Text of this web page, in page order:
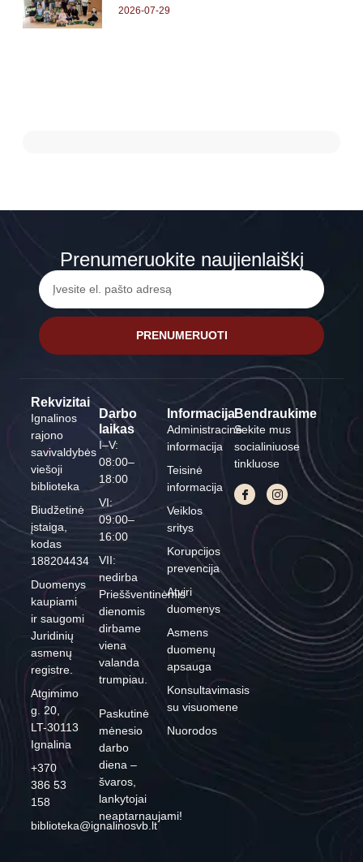
2026-07-29
Prenumeruokite naujienlaiškį
PRENUMERUOTI
Rekvizitai
Ignalinos
rajono
savivaldybės
viešoji
biblioteka
Biudžetinė
įstaiga,
kodas
188204434
Duomenys
kaupiami
ir saugomi
Juridinių
asmenų
registre.
Atgimimo
g. 20,
LT-30113
Ignalina
+370
386 53
158
biblioteka@ignalinosvb.lt
Darbo
laikas
I–V:
08:00–
18:00
VI:
09:00–
16:00
VII:
nedirba
Prieššventinėmis
dienomis
dirbame
viena
valanda
trumpiau.
Paskutinė
mėnesio
darbo
diena –
švaros,
lankytojai
neaptarnaujami!
Informacija
Administracinė
informacija
Teisinė
informacija
Veiklos
sritys
Korupcijos
prevencija
Atviri
duomenys
Asmens
duomenų
apsauga
Konsultavimasis
su visuomene
Nuorodos
Bendraukime
Sekite mus
socialiniuose
tinkluose